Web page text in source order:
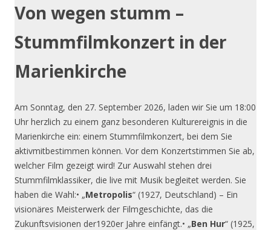
Von wegen stumm –
Stummfilmkonzert in der
Marienkirche
Am Sonntag, den 27. September 2026, laden wir Sie um 18:00
Uhr herzlich zu einem ganz besonderen Kulturereignis in die
Marienkirche ein: einem Stummfilmkonzert, bei dem Sie
aktivmitbestimmen können. Vor dem Konzertstimmen Sie ab,
welcher Film gezeigt wird! Zur Auswahl stehen drei
Stummfilmklassiker, die live mit Musik begleitet werden. Sie
haben die Wahl:• „Metropolis“ (1927, Deutschland) – Ein
visionäres Meisterwerk der Filmgeschichte, das die
Zukunftsvisionen der1920er Jahre einfängt.• „Ben Hur“ (1925,